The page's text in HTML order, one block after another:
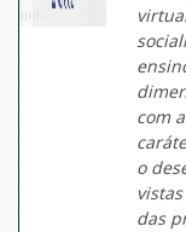
com
o
das